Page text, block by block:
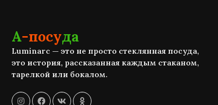
А-посуда
Luminarc — это не просто стеклянная посуда,
это история, рассказанная каждым стаканом,
тарелкой или бокалом.